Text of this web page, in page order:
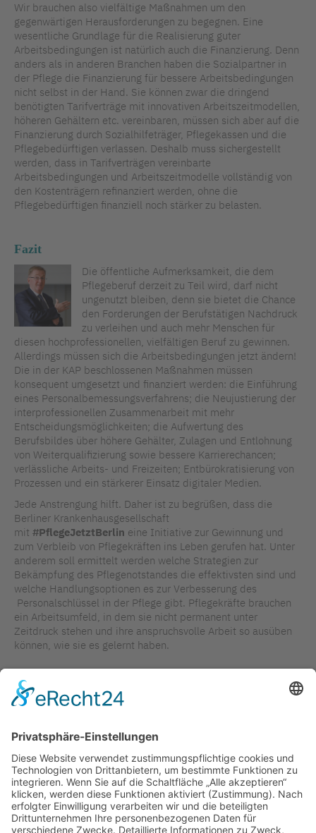
Wir brauchen also vielfältige Maßnahmen um den
gegenwärtigen Herausforderungen zu begegnen. Eine
wesentliche Grundlage für die Realisierung guter
Arbeitsbedingungen ist natürlich auch die Finanzierung. Denn
anders als in anderen Branchen haben die Sozialpartner in
der Pflege die Finanzierung für bessere Arbeitsbedingungen
nicht selbst in der Hand. Sie können zwar die dringend
benötigten Tarifverträge mit innovativen Arbeitszeitmodellen,
höheren Gehältern etc. vereinbaren, müssen sich aber auf die
Finanzierung durch Sozialhilfeträger, Pflegekassen und die
Pflegebedürftigen verlassen. Deshalb muss sichergestellt
werden, dass in Tarifverträgen vereinbarte
Arbeitsbedingungen und Arbeitszeitmodelle vollständig von
den Kostenträgern refinanziert werden, ohne die
Pflegebedürftigen finanziell noch stärker zu belasten.
Fazit
Die öffentliche Aufmerksamkeit, die dem
Pflegeberuf derzeit zu Teil wird, darf nicht
ungenutzt bleiben, denn sie bietet die Chance
den Forderungen der Berufstätigen Nachdruck
zu verleihen und auch mehr Menschen für
diesen hochprofessionellen, vielfältigen Beruf zu gewinnen.
Allerdings müssen sich die Arbeitsbedingungen jetzt ändern!
Die in der KAP beschlossenen Maßnahmen müssen
konsequent umgesetzt und finanziert werden: die Einführung
eines Personalbemessungsverfahrens; die Neujustierung der
interprofessionellen Zusammenarbeit mit mehr
Entscheidungsmöglichkeiten; die Aufwertung des
Berufsbildes über höhere Gehälter, Zulagen und Entlohnung
von Weiterqualifizierung sowie bessere Karrierechancen;
verlässliche Arbeits- und Freizeiten; Entbürokratisierung von
Prozessen und ein stärkerer Einsatz digitaler Medien.
Jede Anstrengung hilft. Daher ist zu begrüßen, dass die
Berliner Krankenhausgesellschaft
mit #PflegeJetztBerlin eine Initiative zur Gewinnung und
zum Verbleib von Pflegekräften ins Leben gerufen hat. Unter
anderem soll ermittelt werden welche Strategien zur
Bekämpfung des Pflegenotstandes die effektivsten sind und
welche Handlungsoptionen es zur Verbesserung des
Personalschlüssel in der Pflege gibt. Pflegekräfte brauchen
ein Arbeitsumfeld, in dem sie nicht permanent unter
Zeitdruck stehen und ihre anspruchsvolle Arbeit so ausüben
können, wie sie es gelernt haben.
Staatssekretär Andreas Westerfellhaus,
Pflegebevollmächtigter der Bundesregierung
TAGS IN DIESEM ARTIKEL
INTERVIEW PFLEGE
PERSONAL / RECRUITING
INVESTITIONEN